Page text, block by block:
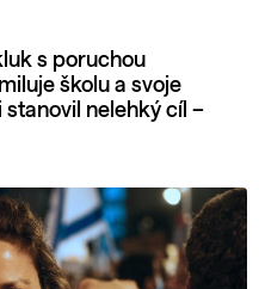
s poruchou
školu a svoje
stanovil nelehký cíl –